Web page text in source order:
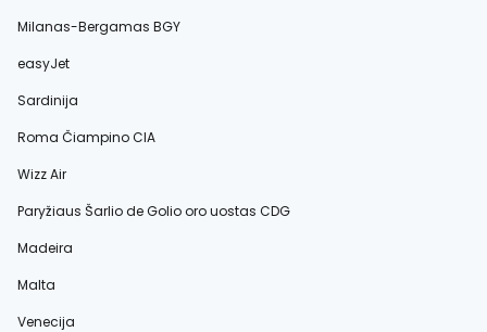
Milanas-Bergamas BGY
easyJet
Sardinija
Roma Čiampino CIA
Wizz Air
Paryžiaus Šarlio de Golio oro uostas CDG
Madeira
Malta
Venecija